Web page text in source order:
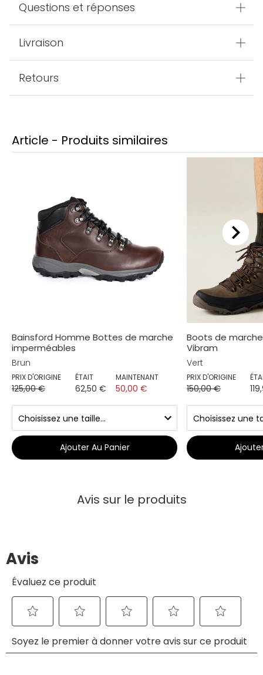
Questions et réponses
Livraison
Retours
Article - Produits similaires
Bainsford Homme Bottes de marche
imperméables
Brun
PRIX D'ORIGINE
125,00 €
ÉTAIT
62,50 €
MAINTENANT
50,00 €
Ajouter Au Panier
Boots de
Vibram
Vert
PRIX D'ORIGINE
150,00 €
Avis sur le produits